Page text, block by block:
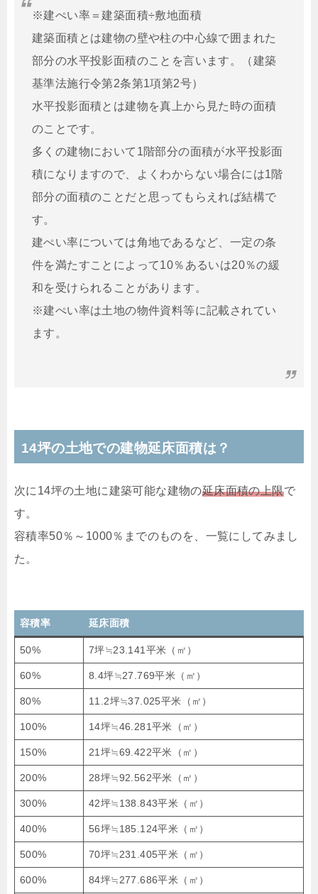
※建ぺい率＝建築面積÷敷地面積
建築面積とは建物の壁や柱の中心線で囲まれた
部分の水平投影面積のことを言います。（建築
基準法施行令第2条第1項第2号）
水平投影面積とは建物を真上から見た時の面積
のことです。
多くの建物において1階部分の面積が水平投影面
積になりますので、よくわからない場合には1階
部分の面積のことだと思ってもらえれば結構で
す。
建ぺい率については角地であるなど、一定の条
件を満たすことによって10％あるいは20％の緩
和を受けられることがあります。
※建ぺい率は土地の物件資料等に記載されてい
ます。
14坪の土地での建物延床面積は？
次に14坪の土地に建築可能な建物の延床面積の上限で
す。
容積率50％～1000％までのものを、一覧にしてみまし
た。
容積率 延床面積
50% 7坪≒23.141平米（㎡）
60% 8.4坪≒27.769平米（㎡）
80% 11.2坪≒37.025平米（㎡）
100% 14坪≒46.281平米（㎡）
150% 21坪≒69.422平米（㎡）
200% 28坪≒92.562平米（㎡）
300% 42坪≒138.843平米（㎡）
400% 56坪≒185.124平米（㎡）
500% 70坪≒231.405平米（㎡）
600% 84坪≒277.686平米（㎡）